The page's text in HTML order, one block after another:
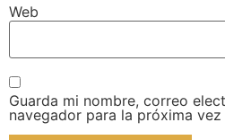
Web
Guarda mi nombre, correo
navegador para la próxima